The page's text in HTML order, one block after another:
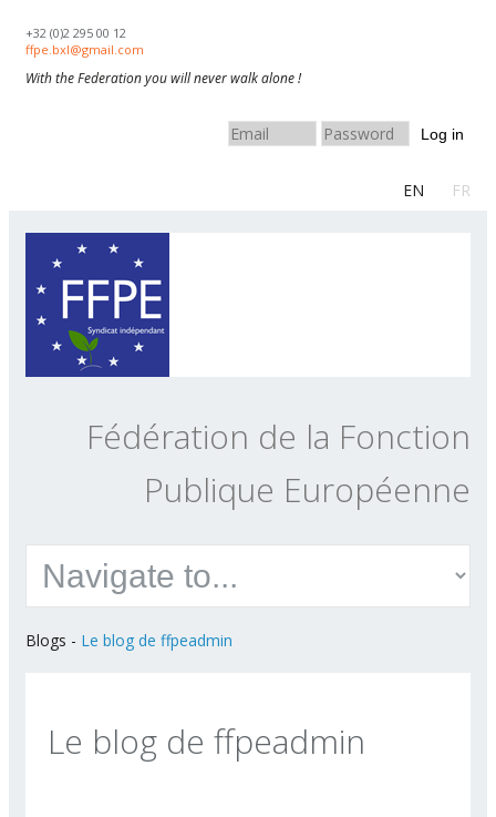
+32 (0)2 295 00 12
ffpe.bxl@gmail.com
With the Federation you will never walk alone !
Log in
EN FR
Fédération de la Fonction
Publique Européenne
Blogs - Le blog de ffpeadmin
Le blog de ffpeadmin